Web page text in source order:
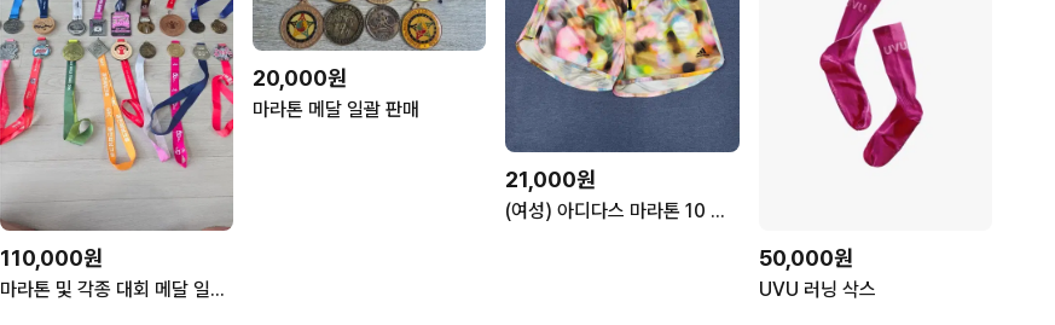
110,000원
마라톤 및 각종 대회 메달 일괄 20개
20,000원
마라톤 메달 일괄 판매
21,000원
(여성) 아디다스 마라톤 10 쇼츠 S10096 (90)
50,000원
UVU 러닝 삭스